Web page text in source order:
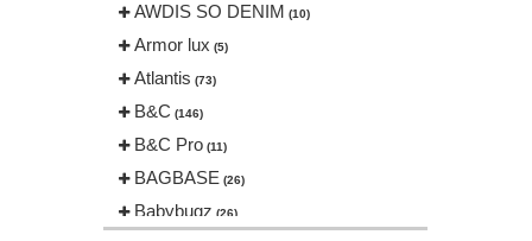
AWDIS SO DENIM (10)
Armor lux (5)
Atlantis (73)
B&C (146)
B&C Pro (11)
BAGBASE (26)
Babybugz (26)